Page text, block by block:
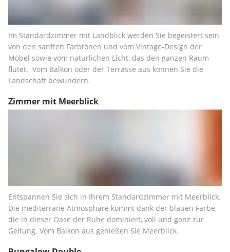
Im Standardzimmer mit Landblick werden Sie begeistert sein
von den sanften Farbtönen und vom Vintage-Design der
Möbel sowie vom natürlichen Licht, das den ganzen Raum
flutet.  Vom Balkon oder der Terrasse aus können Sie die
Landschaft bewundern.
Zimmer mit Meerblick
Entspannen Sie sich in Ihrem Standardzimmer mit Meerblick.
Die mediterrane Atmosphäre kommt dank der blauen Farbe,
die in dieser Oase der Ruhe dominiert, voll und ganz zur
Geltung. Vom Balkon aus genießen Sie Meerblick.